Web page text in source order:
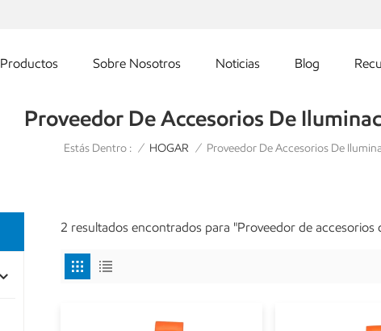
Productos Sobre Nosotros Noticias Blog
Proveedor De Accesorios De
Estás Dentro : / HOGAR / Proveedor De Accesorios De
2 resultados encontrados para "Proveedor de accesorios